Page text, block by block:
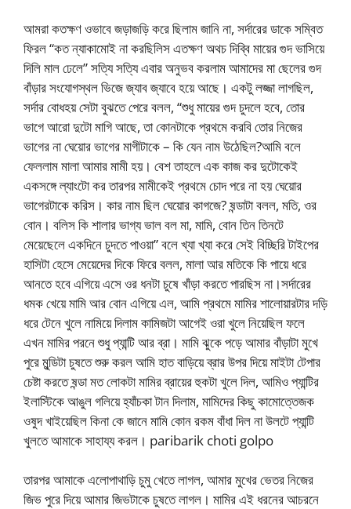
আমরা কতক্ষণ ওভাবে জড়াজড়ি করে ছিলাম জানি না, সর্দারের ডাকে সম্বিত
ফিরল “কত ন্যাকামোই না করছিলিস এতক্ষণ অথচ দিব্বি মায়ের গুদ ভাসিয়ে
দিলি মাল ঢেলে” সত্যি সত্যি এবার অনুভব করলাম আমাদের মা ছেলের গুদ
বাঁড়ার সংযোগস্থল ভিজে জ্যাব জ্যাবে হয়ে আছে। একটু লজ্জা লাগছিল,
সর্দার বোধহয় সেটা বুঝতে পেরে বলল, “শুধু মায়ের গুদ চুদলে হবে, তোর
ভাগে আরো দুটো মাগি আছে, তা কোনটাকে প্রথমে করবি তোর নিজের
ভাগের না ঘেয়োর ভাগের মাগীটাকে – কি যেন নাম উঠেছিল?আমি বলে
ফেললাম মালা আমার মামী হয়। বেশ তাহলে এক কাজ কর দুটোকেই
একসঙ্গে ল্যাংটো কর তারপর মামীকেই প্রথমে চোদ পরে না হয় ঘেয়োর
ভাগেরটাকে করিস। কার নাম ছিল ঘেয়োর কাগজে? ষন্ডাটা বলল, মতি, ওর
বোন। বলিস কি শালার ভাগ্য ভাল বল মা, মামি, বোন তিন তিনটে
মেয়েছেলে একদিনে চুদতে পাওয়া” বলে খ্যা খ্যা করে সেই বিচ্ছিরি টাইপের
হাসিটা হেসে মেয়েদের দিকে ফিরে বলল, মালা আর মতিকে কি পায়ে ধরে
আনতে হবে এগিয়ে এসে ওর ধনটা চুষে খাঁড়া করতে পারছিস না।সর্দারের
ধমক খেয়ে মামি আর বোন এগিয়ে এল, আমি প্রথমে মামির শালোয়ারটার দড়ি
ধরে টেনে খুলে নামিয়ে দিলাম কামিজটা আগেই ওরা খুলে নিয়েছিল ফলে
এখন মামির পরনে শুধু প্যান্টি আর ব্রা। মামি ঝুকে পড়ে আমার বাঁড়াটা মুখে
পুরে মুন্ডিটা চুষতে শুরু করল আমি হাত বাড়িয়ে ব্রার উপর দিয়ে মাইটা টেপার
চেষ্টা করতে ষন্ডা মত লোকটা মামির ব্রায়ের হুকটা খুলে দিল, আমিও প্যান্টির
ইলাস্টিকে আঙুল গলিয়ে হ্যাঁচকা টান দিলাম, মামিদের কিছু কামোত্তেজক
ওষুদ খাইয়েছিল কিনা কে জানে মামি কোন রকম বাঁধা দিল না উলটে প্যান্টি
খুলতে আমাকে সাহায্য করল। paribarik choti golpo
তারপর আমাকে এলোপাথাড়ি চুমু খেতে লাগল, আমার মুখের ভেতর নিজের
জিভ পুরে দিয়ে আমার জিভটাকে চুষতে লাগল। মামির এই ধরনের আচরনে